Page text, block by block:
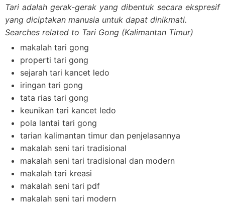
Tari adalah gerak-gerak yang dibentuk secara ekspresif
yang diciptakan manusia untuk dapat dinikmati.
Searches related to Tari Gong (Kalimantan Timur)
makalah tari gong
properti tari gong
sejarah tari kancet ledo
iringan tari gong
tata rias tari gong
keunikan tari kancet ledo
pola lantai tari gong
tarian kalimantan timur dan penjelasannya
makalah seni tari tradisional
makalah seni tari tradisional dan modern
makalah tari kreasi
makalah seni tari pdf
makalah seni tari modern